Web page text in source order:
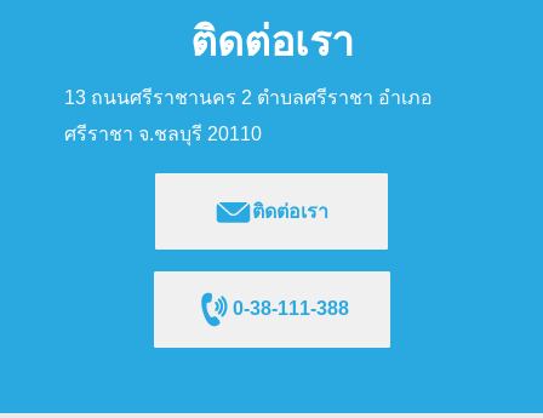
ติดต่อเรา
13 ถนนศรีราชานคร 2 ตำบลศรีราชา อำเภอ
ศรีราชา จ.ชลบุรี 20110
ติดต่อเรา
0-38-111-388